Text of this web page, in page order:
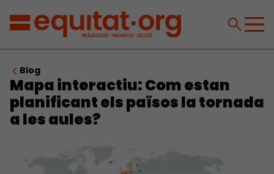
Blog
Mapa interactiu: Com estan
planificant els països la tornada
a les aules?